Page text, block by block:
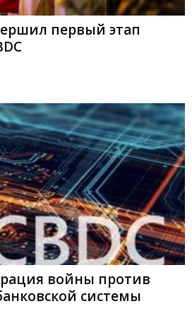
первый этап
войны против
системы